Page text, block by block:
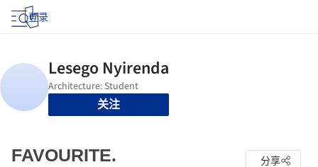
登录
关注
FAVOURITE. 分享